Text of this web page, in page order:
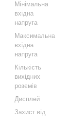
Мінімальна
вхідна
напруга
Максимальна
вхідна
напруга
Кількість
вихідних
розємів
Дисплей
Захист від